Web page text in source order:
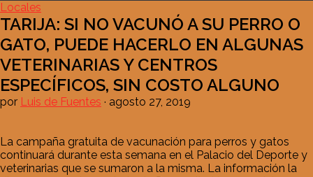
Locales
TARIJA: SI NO VACUNÓ A SU PERRO O
GATO, PUEDE HACERLO EN ALGUNAS
VETERINARIAS Y CENTROS
ESPECÍFICOS, SIN COSTO ALGUNO
por Luis de Fuentes · agosto 27, 2019
La campaña gratuita de vacunación para perros y gatos
continuará durante esta semana en el Palacio del Deporte y
veterinarias que se sumaron a la misma. La información la